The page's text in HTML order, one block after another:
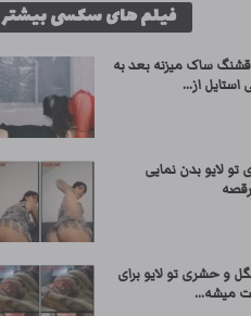
فیلم های سکسی بیشتر
ساک میزنه بعد به
از...
لایو بدن نمایی
و حشری تو لایو برای
میشه...